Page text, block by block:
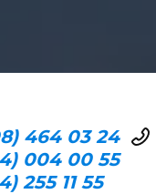
464 03 24
004 00 55
255 11 55